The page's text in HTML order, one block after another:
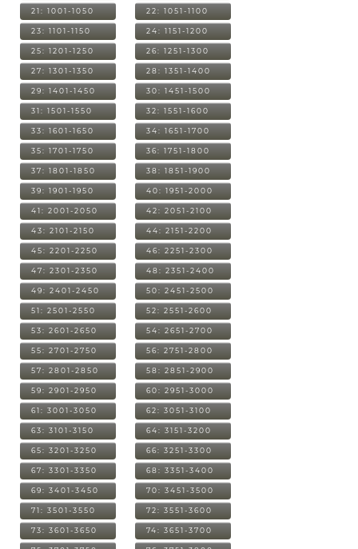
21: 1001-1050 22: 1051-1100
23: 1101-1150 24: 1151-1200
25: 1201-1250 26: 1251-1300
27: 1301-1350 28: 1351-1400
29: 1401-1450 30: 1451-1500
31: 1501-1550 32: 1551-1600
33: 1601-1650 34: 1651-1700
35: 1701-1750 36: 1751-1800
37: 1801-1850 38: 1851-1900
39: 1901-1950 40: 1951-2000
41: 2001-2050 42: 2051-2100
43: 2101-2150 44: 2151-2200
45: 2201-2250 46: 2251-2300
47: 2301-2350 48: 2351-2400
49: 2401-2450 50: 2451-2500
51: 2501-2550 52: 2551-2600
53: 2601-2650 54: 2651-2700
55: 2701-2750 56: 2751-2800
57: 2801-2850 58: 2851-2900
59: 2901-2950 60: 2951-3000
61: 3001-3050 62: 3051-3100
63: 3101-3150 64: 3151-3200
65: 3201-3250 66: 3251-3300
67: 3301-3350 68: 3351-3400
69: 3401-3450 70: 3451-3500
71: 3501-3550 72: 3551-3600
73: 3601-3650 74: 3651-3700